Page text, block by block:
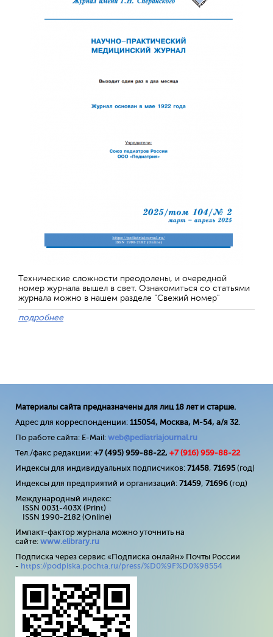
Технические сложности преодолены, и очередной
номер журнала вышел в свет. Ознакомиться со статьями
журнала можно в нашем разделе "Свежий номер"
подробнее
Материалы сайта предназначены для лиц 18 лет и старше.
Адрес для корреспонденции: 115054, Москва, М-54, а/я 32.
По работе сайта: E-Mail: web@pediatriajournal.ru
Тел./факс редакции: +7 (495) 959-88-22, +7 (916) 959-88-22
Индексы для индивидуальных подписчиков: 71458, 71695(год)
Индексы для предприятий и организаций: 71459, 71696 (год)
Международный индекс:
ISSN 0031-403X (Print)
ISSN 1990-2182 (Online)
Импакт-фактор журнала можно уточнить на
сайте: www.elibrary.ru
Подписка через сервис «Подписка онлайн» Почты России
- https://podpiska.pochta.ru/press/%D0%9F%D0%98554